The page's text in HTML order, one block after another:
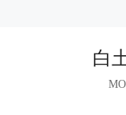
白